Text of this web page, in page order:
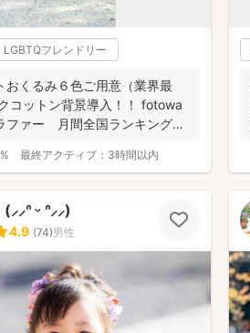
LGBTQフレンドリー
おくるみ６色ご用意（業界最
コットン背景導入！！ fotowa
ファー 月間全国ランキング１
最終アクティブ： 3時間以内
ᵕ ᐢ⸝⸝)
4.9 (74)男性